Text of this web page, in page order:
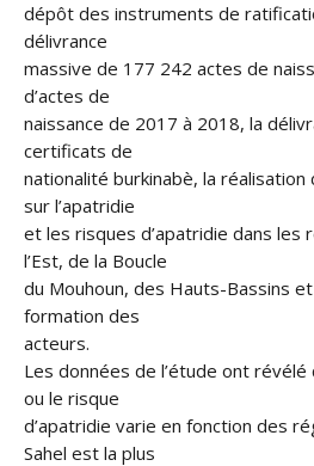
dépôt des instruments de
délivrance
massive de 177 242 actes de
d’actes de
naissance de 2017 à 2018, la
certificats de
nationalité burkinabè, la réalisation
sur l’apatridie
et les risques d’apatridie dans les
l’Est, de la Boucle
du Mouhoun, des Hauts-Bassins
formation des
acteurs.
Les données de l’étude ont révélé
ou le risque
d’apatridie varie en fonction des
Sahel est la plus